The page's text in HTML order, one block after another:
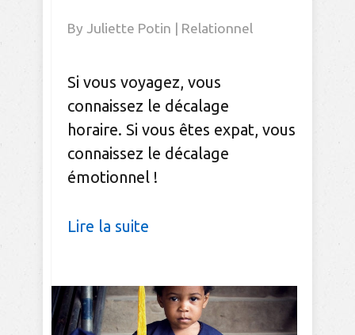
By Juliette Potin | Relationnel
Si vous voyagez, vous
connaissez le décalage
horaire. Si vous êtes expat, vous
connaissez le décalage
émotionnel !
Lire la suite